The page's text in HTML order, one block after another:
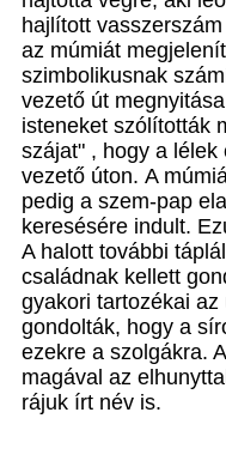
hajlított
az múmiát
szimbolikusnak
vezető út
isteneket szólították
szájat" , hogy a
vezető úton. A
pedig a szem-pap
keresésére indult.
A halott további
családnak kellett
gyakori tartozékai
gondolták, hogy a
ezekre a szolgákra.
magával az
rájuk írt név is.